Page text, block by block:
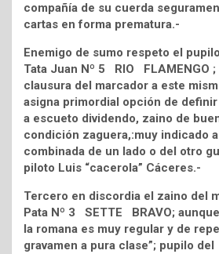
compañía de su cuerda
cartas en forma prematura.-
Enemigo de sumo respeto el
Tata Juan Nº 5 RIO FLAMENGO
clausura del marcador a este
asigna primordial opción de
a escueto dividendo, zaino de
condición zaguera,:muy indicado
combinada de un lado o del otro
piloto Luis “cacerola” Cáceres.-
Tercero en discordia el zaino del
Pata Nº 3 SETTE BRAVO;
la romana es muy regular y de
gravamen a pura clase”; pupilo del